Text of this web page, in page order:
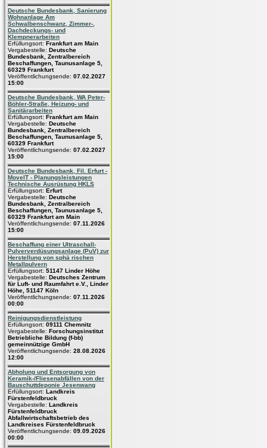
Deutsche Bundesbank, Sanierung
Wohnanlage Am
Schwalbenschwanz, Zimmer-,
Dachdeckungs- und
Klempnerarbeiten
Erfüllungsort: Frankfurt am Main
Vergabestelle: Deutsche
Bundesbank, Zentralbereich
Beschaffungen, Taunusanlage 5,
60329 Frankfurt
Veröffentlichungsende: 07.02.2027
15:00
Deutsche Bundesbank, WA Peter-
Böhler-Straße, Heizung- und
Sanitärarbeiten
Erfüllungsort: Frankfurt am Main
Vergabestelle: Deutsche
Bundesbank, Zentralbereich
Beschaffungen, Taunusanlage 5,
60329 Frankfurt
Veröffentlichungsende: 07.02.2027
15:00
Deutsche Bundesbank, Fil. Erfurt -
MoveIT - Planungsleistungen
Technische Ausrüstung HKLS
Erfüllungsort: Erfurt
Vergabestelle: Deutsche
Bundesbank, Zentralbereich
Beschaffungen, Taunusanlage 5,
60329 Frankfurt am Main
Veröffentlichungsende: 07.11.2026
15:00
Beschaffung einer Ultraschall-
Pulververdüsungsanlage (PuV) zur
Herstellung von sphä rischen
Metallpulvern
Erfüllungsort: 51147 Linder Höhe
Vergabestelle: Deutsches Zentrum
für Luft- und Raumfahrt e.V., Linder
Höhe, 51147 Köln
Veröffentlichungsende: 07.11.2026
00:00
Reinigungsdienstleistung
Erfüllungsort: 09111 Chemnitz
Vergabestelle: Forschungsinstitut
Betriebliche Bildung (f-bb)
gemeinnützige GmbH
Veröffentlichungsende: 28.08.2026
12:00
Abholung und Entsorgung von
Keramik-/Fliesenabfällen von der
Bauschuttdeponie Jesenwang
Erfüllungsort: Landkreis
Fürstenfeldbruck
Vergabestelle: Landkreis
Fürstenfeldbruck
Abfallwirtschaftsbetrieb des
Landkreises Fürstenfeldbruck
Veröffentlichungsende: 09.09.2026
00:00